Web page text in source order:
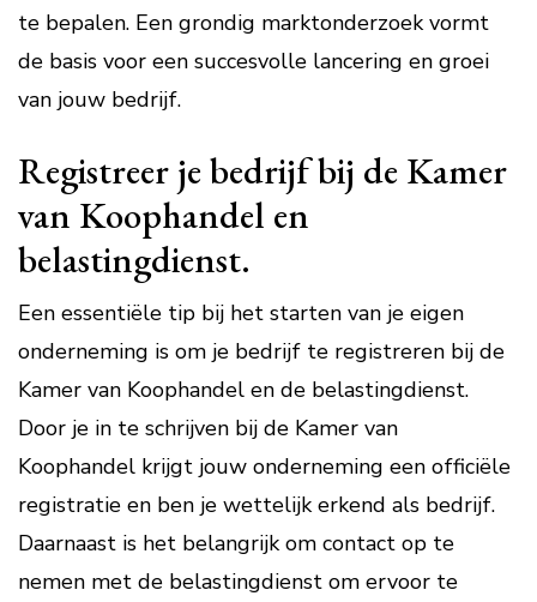
te bepalen. Een grondig marktonderzoek vormt
de basis voor een succesvolle lancering en groei
van jouw bedrijf.
Registreer je bedrijf bij de Kamer
van Koophandel en
belastingdienst.
Een essentiële tip bij het starten van je eigen
onderneming is om je bedrijf te registreren bij de
Kamer van Koophandel en de belastingdienst.
Door je in te schrijven bij de Kamer van
Koophandel krijgt jouw onderneming een officiële
registratie en ben je wettelijk erkend als bedrijf.
Daarnaast is het belangrijk om contact op te
nemen met de belastingdienst om ervoor te